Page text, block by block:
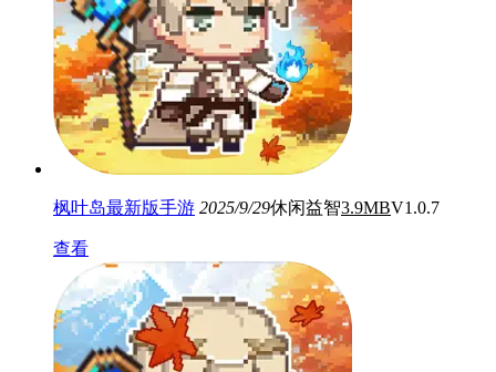
枫叶岛最新版手游 2025/9/29休闲益智3.9MBV1.0.7
查看